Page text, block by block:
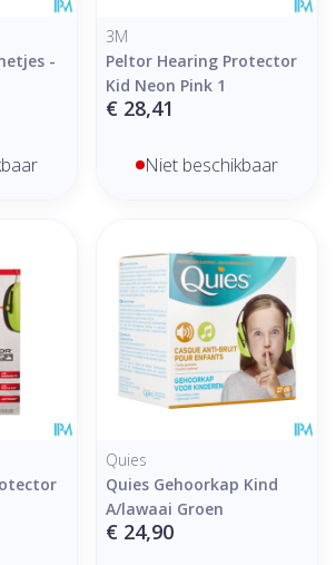
-
3M
Peltor Hearing Protector
Kid Neon Pink 1
€ 28,41
Niet beschikbaar
Quies
Quies Gehoorkap Kind
A/lawaai Groen
€ 24,90